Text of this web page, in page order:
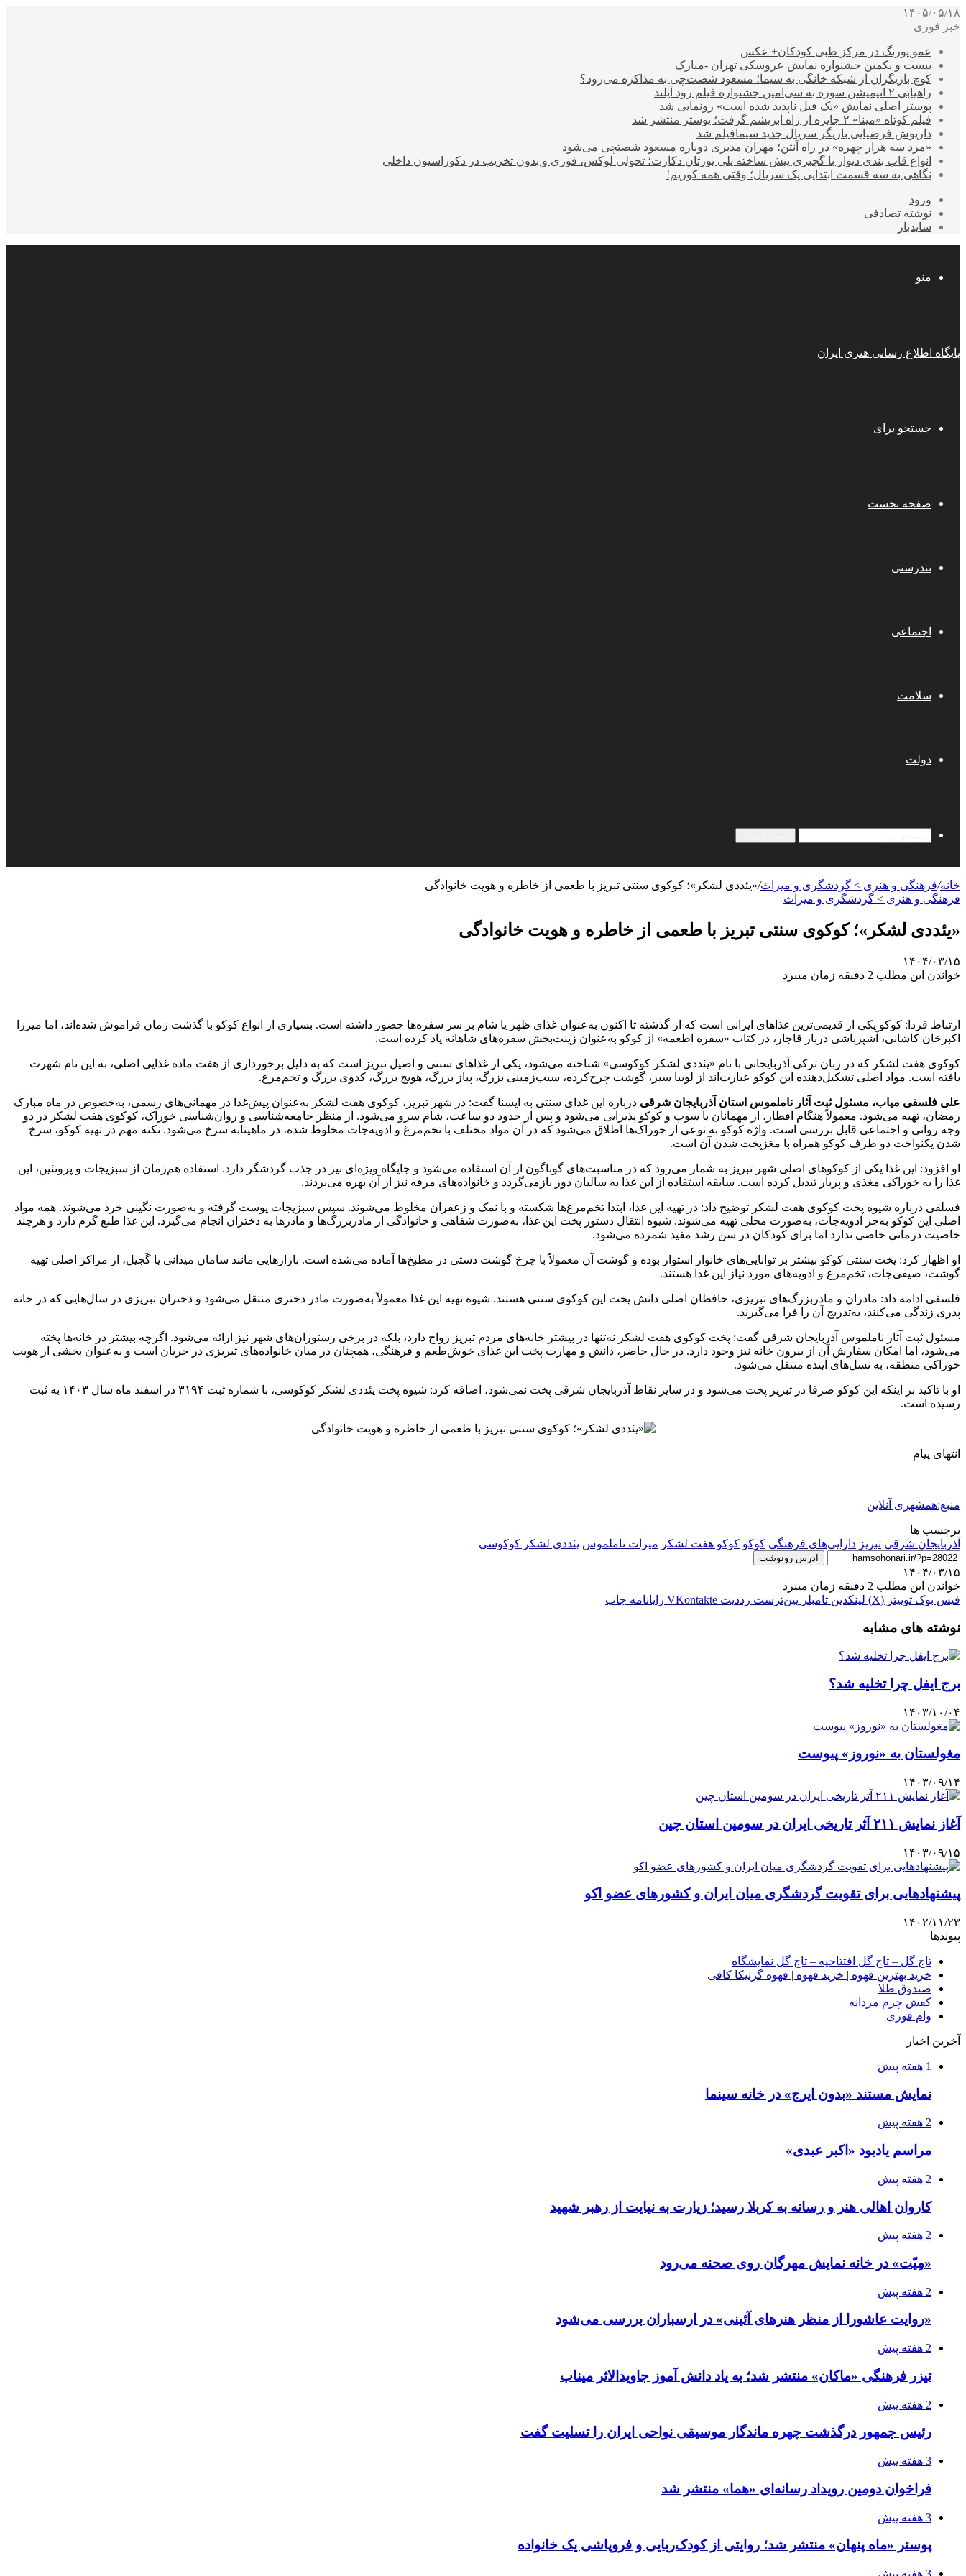
۱۴۰۵/۰۵/۱۸
خبر فوری
عمو پورنگ در مرکز طبی کودکان+ عکس
بیست و یکمین جشنواره نمایش عروسکی تهران -مبارک
کوچ بازیگران از شبکه خانگی به سیما؛ مسعود شصت‌چی به مذاکره می‌رود؟
راهیابی ۲ انیمیشن سوره به سی‌امین جشنواره فیلم رود آیلند
پوستر اصلی نمایش «یک فیل ناپدید شده است» رونمایی شد
فیلم کوتاه «مینا» ۲ جایزه از راه ابریشم گرفت؛ پوستر منتشر شد
داریوش فرضیایی بازیگر سریال جدید سیمافیلم شد
«مرد سه هزار چهره» در راه آنتن؛ مهران مدیری دوباره مسعود شصتچی می‌شود
انواع قاب بندی دیوار با گچبری پیش ساخته پلی یورتان دکارت؛ تحولی لوکس، فوری و بدون تخریب در دکوراسیون داخلی
نگاهی به سه قسمت ابتدایی یک سریال؛ وقتی همه کوریم!
ورود
نوشته تصادفی
سایدبار
منو
پایگاه اطلاع رسانی هنری ایران
جستجو برای
صفحه نخست
تندرستی
اجتماعی
سلامت
دولت
خانه/فرهنگی و هنری > گردشگری و میراث/«یئددی لشکر»؛ کوکوی سنتی تبریز با طعمی از خاطره و هویت خانوادگی
فرهنگی و هنری > گردشگری و میراث
«یئددی لشکر»؛ کوکوی سنتی تبریز با طعمی از خاطره و هویت خانوادگی
۱۴۰۴/۰۳/۱۵
خواندن این مطلب 2 دقیقه زمان میبرد
ارتباط فردا: کوکو یکی از قدیمی‌ترین غذاهای ایرانی است که از گذشته تا اکنون به‌عنوان غذای ظهر یا شام بر سر سفره‌ها حضور داشته است. بسیاری از انواع کوکو با گذشت زمان فراموش شده‌اند، اما میرزا
اکبرخان کاشانی، آشپزباشی دربار قاجار، در کتاب «سفره اطعمه» از کوکو به‌عنوان زینت‌بخش سفره‌های شاهانه یاد کرده است.
کوکوی هفت لشکر که در زبان ترکی آذربایجانی با نام «یئددی لشکر کوکوسی» شناخته می‌شود، یکی از غذاهای سنتی و اصیل تبریز است که به دلیل برخورداری از هفت ماده غذایی اصلی، به این نام شهرت
یافته است. مواد اصلی تشکیل‌دهنده این کوکو عبارت‌اند از لوبیا سبز، گوشت چرخ‌کرده، سیب‌زمینی بزرگ، پیاز بزرگ، هویج بزرگ، کدوی بزرگ و تخم‌مرغ.
علی فلسفی میاب، مسئول ثبت آثار ناملموس استان آذربایجان شرقی درباره این غذای سنتی به ایسنا گفت: در شهر تبریز، کوکوی هفت لشکر به‌عنوان پیش‌غذا در مهمانی‌های رسمی، به‌خصوص در ماه مبارک
رمضان، تهیه می‌شود. معمولاً هنگام افطار، از مهمانان با سوپ و کوکو پذیرایی می‌شود و پس از حدود دو ساعت، شام سرو می‌شود. از منظر جامعه‌شناسی و روان‌شناسی خوراک، کوکوی هفت لشکر در دو
وجه روانی و اجتماعی قابل بررسی است. واژه کوکو به نوعی از خوراک‌ها اطلاق می‌شود که در آن مواد مختلف با تخم‌مرغ و ادویه‌جات مخلوط شده، در ماهیتابه سرخ می‌شود. نکته مهم در تهیه کوکو، سرخ
شدن یکنواخت دو طرف کوکو همراه با مغزپخت شدن آن است.
او افزود: این غذا یکی از کوکوهای اصلی شهر تبریز به شمار می‌رود که در مناسبت‌های گوناگون از آن استفاده می‌شود و جایگاه ویژه‌ای نیز در جذب گردشگر دارد. استفاده هم‌زمان از سبزیجات و پروتئین، این
غذا را به خوراکی مغذی و پربار تبدیل کرده است. سابقه استفاده از این غذا به سالیان دور بازمی‌گردد و خانواده‌های مرفه نیز از آن بهره می‌بردند.
فسلفی درباره شیوه پخت کوکوی هفت لشکر توضیح داد: در تهیه این غذا، ابتدا تخم‌مرغ‌ها شکسته و با نمک و زعفران مخلوط می‌شوند. سپس سبزیجات پوست گرفته و به‌صورت نگینی خرد می‌شوند. همه مواد
اصلی این کوکو به‌جز ادویه‌جات، به‌صورت محلی تهیه می‌شوند. شیوه انتقال دستور پخت این غذا، به‌صورت شفاهی و خانوادگی از مادربزرگ‌ها و مادرها به دختران انجام می‌گیرد. این غذا طبع گرم دارد و هرچند
خاصیت درمانی خاصی ندارد اما برای کودکان در سن رشد مفید شمرده می‌شود.
او اظهار کرد: پخت سنتی کوکو بیشتر بر توانایی‌های خانوار استوار بوده و گوشت آن معمولاً با چرخ گوشت دستی در مطبخ‌ها آماده می‌شده است. بازارهایی مانند سامان میدانی یا گَجیل، از مراکز اصلی تهیه
گوشت، صیفی‌جات، تخم‌مرغ و ادویه‌های مورد نیاز این غذا هستند.
فلسفی ادامه داد: مادران و مادربزرگ‌های تبریزی، حافظان اصلی دانش پخت این کوکوی سنتی هستند. شیوه تهیه این غذا معمولاً به‌صورت مادر دختری منتقل می‌شود و دختران تبریزی در سال‌هایی که در خانه
پدری زندگی می‌کنند، به‌تدریج آن را فرا می‌گیرند.
مسئول ثبت آثار ناملموس آذربایجان شرقی گفت: پخت کوکوی هفت لشکر نه‌تنها در بیشتر خانه‌های مردم تبریز رواج دارد، بلکه در برخی رستوران‌های شهر نیز ارائه می‌شود. اگرچه بیشتر در خانه‌ها پخته
می‌شود، اما امکان سفارش آن از بیرون خانه نیز وجود دارد. در حال حاضر، دانش و مهارت پخت این غذای خوش‌طعم و فرهنگی، همچنان در میان خانواده‌های تبریزی در جریان است و به‌عنوان بخشی از هویت
خوراکی منطقه، به نسل‌های آینده منتقل می‌شود.
او با تاکید بر اینکه این کوکو صرفا در تبریز پخت می‌شود و در سایر نقاط آذربایجان شرقی پخت نمی‌شود، اضافه کرد: شیوه پخت یئددی لشکر کوکوسی، با شماره ثبت ۳۱۹۴ در اسفند ماه سال ١۴٠٣ به ثبت
رسیده است.
انتهای پیام
منبع:همشهری آنلاین
برچسب ها
آذربايجان شرقي تبريز دارایی‌های فرهنگی کوکو کوکو هفت لشکر میراث ناملموس یئددی لشکر کوکوسی
آدرس رونوشت
۱۴۰۴/۰۳/۱۵
خواندن این مطلب 2 دقیقه زمان میبرد
فیس بوک توییتر (X) لینکدین ‫تامبلر ‫پین‌ترست ‫رددیت ‫VKontakte رایانامه چاپ
نوشته های مشابه
برج ایفل چرا تخلیه شد؟
۱۴۰۳/۱۰/۰۴
مغولستان به «نوروز» پیوست
۱۴۰۳/۰۹/۱۴
آغاز نمایش ۲۱۱ آثر تاریخی ایران در سومین استان چین
۱۴۰۳/۰۹/۱۵
پیشنهادهایی برای تقویت گردشگری میان ایران و کشورهای عضو اکو
۱۴۰۲/۱۱/۲۳
پیوندها
تاج گل – تاج گل افتتاحیه – تاج گل نمایشگاه
خرید بهترین قهوه | خرید قهوه | قهوه گرنیکا کافی
صندوق طلا
کفش چرم مردانه
وام فوری
آخرین اخبار
1 هفته پیش
نمایش مستند «بدون ایرج» در خانه سینما
2 هفته پیش
مراسم یادبود «اکبر عبدی»
2 هفته پیش
کاروان اهالی هنر و رسانه به کربلا رسید؛ زیارت به نیایت از رهبر شهید
2 هفته پیش
«مِیّت» در خانه نمایش مهرگان روی صحنه می‌رود
2 هفته پیش
«روایت عاشورا از منظر هنرهای آئینی» در ارسباران بررسی می‌شود
2 هفته پیش
تیزر فرهنگی «ماکان» منتشر شد؛ به یاد دانش آموز جاویدالاثر میناب
2 هفته پیش
رئیس جمهور درگذشت چهره ماندگار موسیقی نواحی ایران را تسلیت گفت
3 هفته پیش
فراخوان دومین رویداد رسانه‌ای «هما» منتشر شد
3 هفته پیش
پوستر «ماه پنهان» منتشر شد؛ روایتی از کودک‌ربایی و فروپاشی یک خانواده
3 هفته پیش